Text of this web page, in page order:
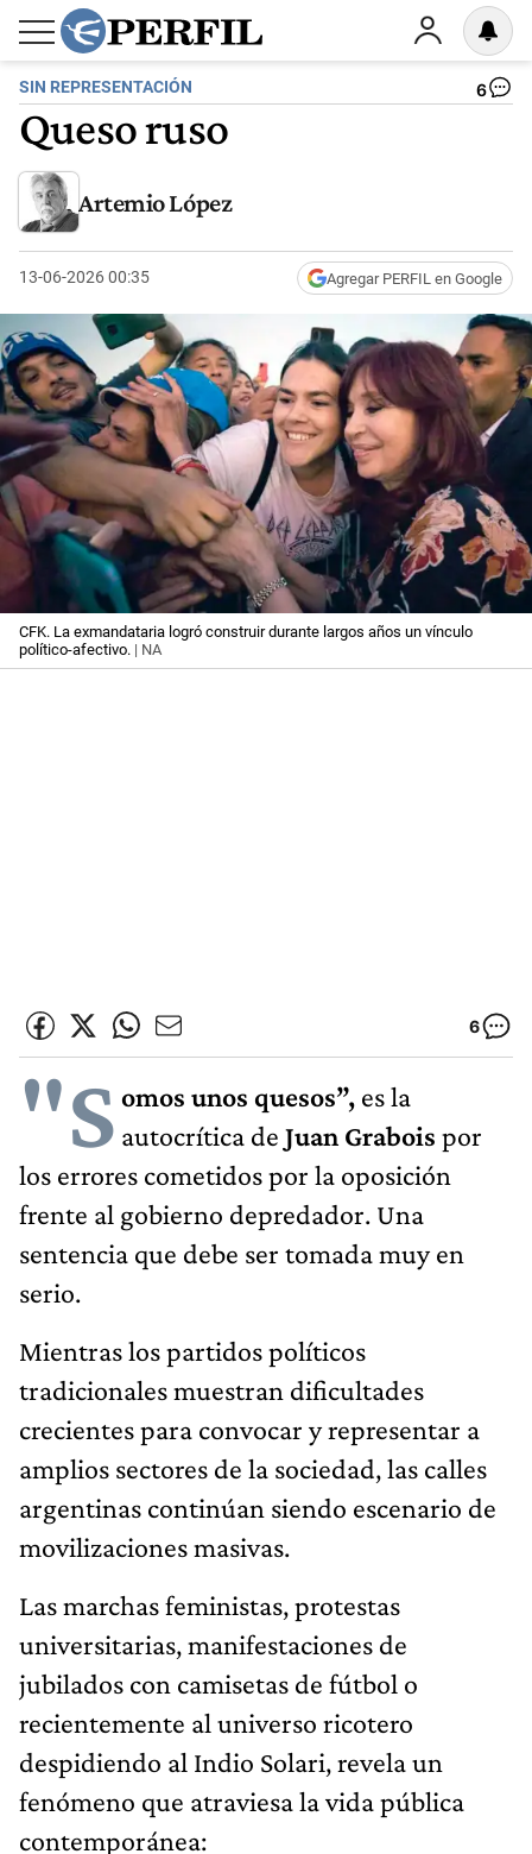
SIN REPRESENTACIÓN 6
Queso ruso
Artemio López
13-06-2026 00:35 Agregar PERFIL en Google
CFK. La exmandataria logró construir durante largos años un vínculo
político-afectivo. | NA
6
"S omos unos quesos”, es la
autocrítica de Juan Grabois por
los errores cometidos por la oposición
frente al gobierno depredador. Una
sentencia que debe ser tomada muy en
serio.
Mientras los partidos políticos
tradicionales muestran dificultades
crecientes para convocar y representar a
amplios sectores de la sociedad, las calles
argentinas continúan siendo escenario de
movilizaciones masivas.
Las marchas feministas, protestas
universitarias, manifestaciones de
jubilados con camisetas de fútbol o
recientemente al universo ricotero
despidiendo al Indio Solari, revela un
fenómeno que atraviesa la vida pública
contemporánea: